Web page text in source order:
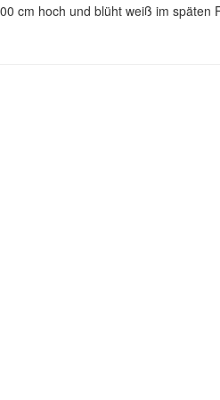
cm hoch und blüht weiß im